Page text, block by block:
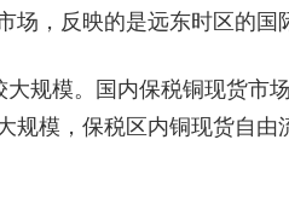
，反映的是远东时区的国
大规模。国内保税铜现货市
规模，保税区内铜现货自由